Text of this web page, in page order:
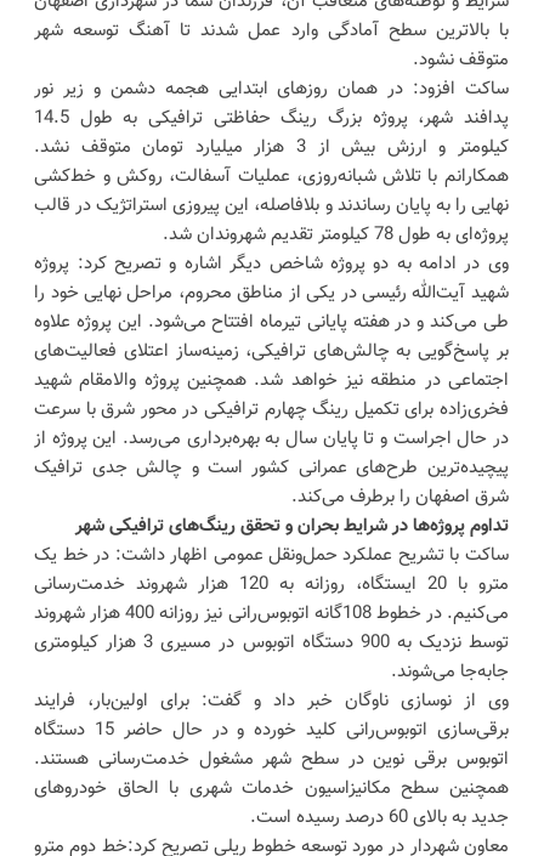
با بالاترین سطح آمادگی وارد عمل شدند تا آهنگ توسعه شهر
متوقف نشود.
ساکت افزود: در همان روزهای ابتدایی هجمه دشمن و زیر نور
پدافند شهر، پروژه بزرگ رینگ حفاظتی ترافیکی به طول 14.5
کیلومتر و ارزش بیش از 3 هزار میلیارد تومان متوقف نشد.
همکارانم با تلاش شبانه‌روزی، عملیات آسفالت، روکش و خط‌کشی
نهایی را به پایان رساندند و بلافاصله، این پیروزی استراتژیک در قالب
پروژه‌ای به طول 78 کیلومتر تقدیم شهروندان شد.
وی در ادامه به دو پروژه شاخص دیگر اشاره و تصریح کرد: پروژه
شهید آیت‌الله رئیسی در یکی از مناطق محروم، مراحل نهایی خود را
طی می‌کند و در هفته پایانی تیرماه افتتاح می‌شود. این پروژه علاوه
بر پاسخ‌گویی به چالش‌های ترافیکی، زمینه‌ساز اعتلای فعالیت‌های
اجتماعی در منطقه نیز خواهد شد. همچنین پروژه والامقام شهید
فخری‌زاده برای تکمیل رینگ چهارم ترافیکی در محور شرق با سرعت
در حال اجراست و تا پایان سال به بهره‌برداری می‌رسد. این پروژه از
پیچیده‌ترین طرح‌های عمرانی کشور است و چالش جدی ترافیک
شرق اصفهان را برطرف می‌کند.
تداوم پروژه‌ها در شرایط بحران و تحقق رینگ‌های ترافیکی شهر
ساکت با تشریح عملکرد حمل‌ونقل عمومی اظهار داشت: در خط یک
مترو با 20 ایستگاه، روزانه به 120 هزار شهروند خدمت‌رسانی
می‌کنیم. در خطوط 108گانه اتوبوس‌رانی نیز روزانه 400 هزار شهروند
توسط نزدیک به 900 دستگاه اتوبوس در مسیری 3 هزار کیلومتری
جابه‌جا می‌شوند.
وی از نوسازی ناوگان خبر داد و گفت: برای اولین‌بار، فرایند
برقی‌سازی اتوبوس‌رانی کلید خورده و در حال حاضر 15 دستگاه
اتوبوس برقی نوین در سطح شهر مشغول خدمت‌رسانی هستند.
همچنین سطح مکانیزاسیون خدمات شهری با الحاق خودروهای
جدید به بالای 60 درصد رسیده است.
معاون شهردار در مورد توسعه خطوط ریلی تصریح کرد:خط دوم مترو